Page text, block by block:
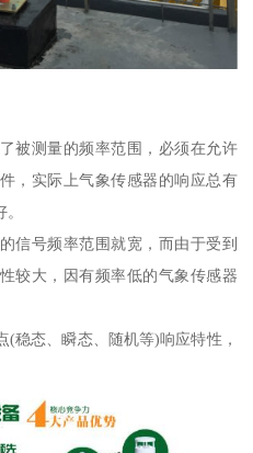
被测量的频率范围，必须在允许
，实际上气象传感器的响应总有
信号频率范围就宽，而由于受到
较大，因有频率低的气象传感器
稳态、瞬态、随机等)响应特性，